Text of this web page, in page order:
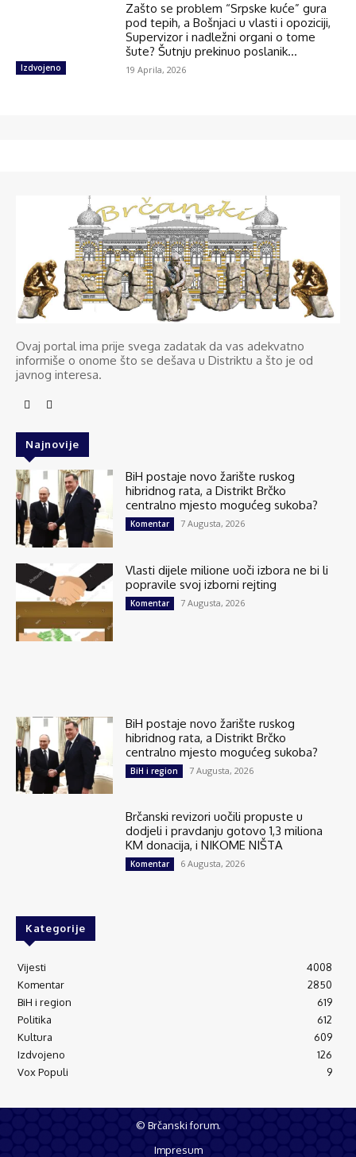
Izdvojeno
Zašto se problem “Srpske kuće” gura
pod tepih, a Bošnjaci u vlasti i opoziciji,
Supervizor i nadležni organi o tome
šute? Šutnju prekinuo poslanik...
19 Aprila, 2026
Ovaj portal ima prije svega zadatak da vas adekvatno
informiše o onome što se dešava u Distriktu a što je od
javnog interesa.
Najnovije
BiH postaje novo žarište ruskog
hibridnog rata, a Distrikt Brčko
centralno mjesto mogućeg sukoba?
Komentar 7 Augusta, 2026
Vlasti dijele milione uoči izbora ne bi li
popravile svoj izborni rejting
Komentar 7 Augusta, 2026
BiH postaje novo žarište ruskog
hibridnog rata, a Distrikt Brčko
centralno mjesto mogućeg sukoba?
BiH i region 7 Augusta, 2026
Brčanski revizori uočili propuste u
dodjeli i pravdanju gotovo 1,3 miliona
KM donacija, i NIKOME NIŠTA
Komentar 6 Augusta, 2026
Kategorije
Vijesti
4008
Komentar
2850
BiH i region
619
Politika
612
Kultura
609
Izdvojeno
126
Vox Populi
9
© Brčanski forum.
Impresum